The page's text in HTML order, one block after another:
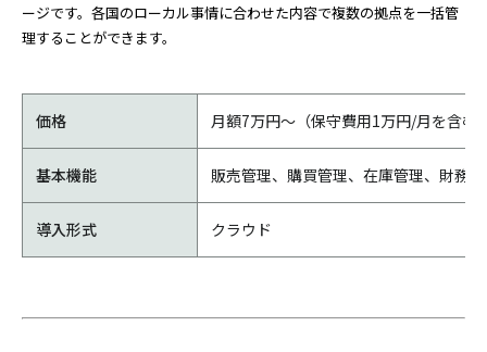
ージです。各国のローカル事情に合わせた内容で複数の拠点を一括管
理することができます。
価格 月額7万円～（保守費用1万円/月を含む
基本機能 販売管理、購買管理、在庫管理、財務
導入形式 クラウド